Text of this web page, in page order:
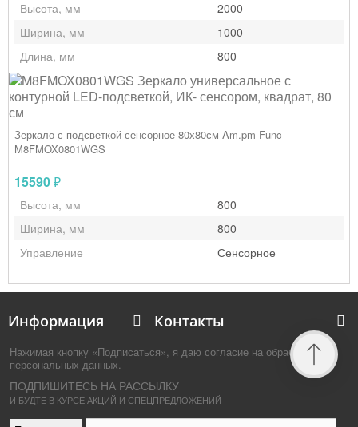
Высота, мм
2000
Ширина, мм
1000
Длина, мм
800
Зеркало с подсветкой сенсорное 80х80см Am.pm Func
M8FMOX0801WGS
15590₽
Высота, мм
800
Ширина, мм
800
Управление
Сенсорное
Информация Контакты
Нажимая кнопку «Подписаться», я даю согласие на обработку
персональных данных.
ПОДПИШИТЕСЬ НА РАССЫЛКУ
И БУДТЕ В КУРСЕ АКЦИЙ И СПЕЦПРЕДЛОЖЕНИЙ